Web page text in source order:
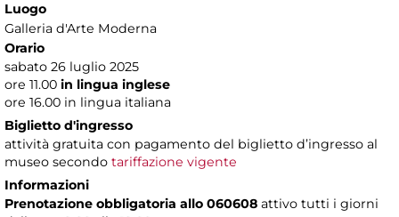
Luogo
Galleria d'Arte Moderna
Orario
sabato 26 luglio 2025
ore 11.00 in lingua inglese
ore 16.00 in lingua italiana
Biglietto d'ingresso
attività gratuita con pagamento del biglietto d’ingresso al
museo secondo tariffazione vigente
Informazioni
Prenotazione obbligatoria allo 060608 attivo tutti i giorni